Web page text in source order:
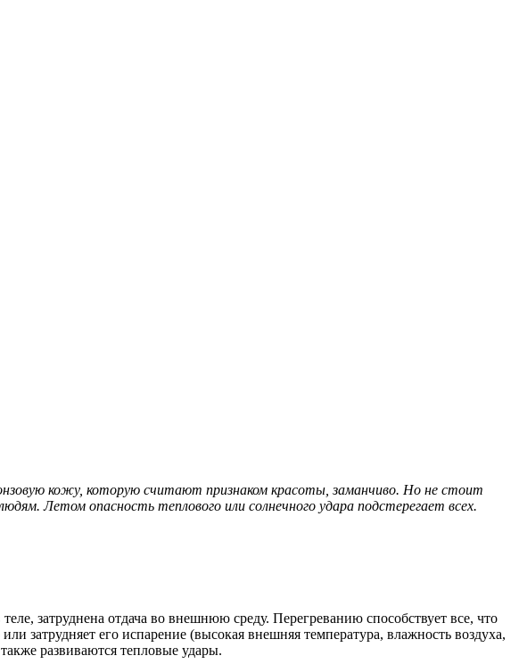
кожу, которую считают признаком красоты, заманчиво. Но не стоит
Летом опасность теплового или солнечного удара подстерегает всех.
затруднена отдача во внешнюю среду. Перегреванию способствует все, что
затрудняет его испарение (высокая внешняя температура, влажность воздуха,
развиваются тепловые удары.